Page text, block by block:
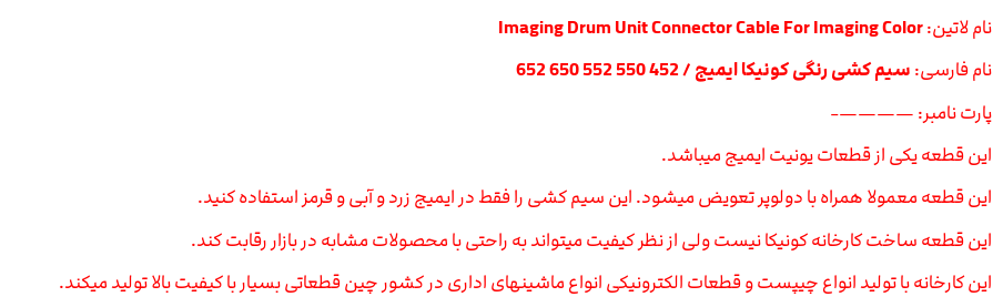
نام لاتین:
نام فارسی: سیم کشی رنگی کونیکا ایمیج / 452 550 552 650 652
پارت نامبر: ————-
این قطعه یکی از قطعات یونیت ایمیج میباشد.
این قطعه معمولا همراه با دولوپر تعویض میشود. این سیم کشی را فقط در ایمیج زرد و آبی و قرمز استفاده کنید.
این قطعه ساخت کارخانه کونیکا نیست ولی از نظر کیفیت میتواند به راحتی با محصولات مشابه در بازار رقابت کند.
این کارخانه با تولید انواع چیپست و قطعات الکترونیکی انواع ماشینهای اداری در کشور چین قطعاتی بسیار با کیفیت بالا تولید میکند.